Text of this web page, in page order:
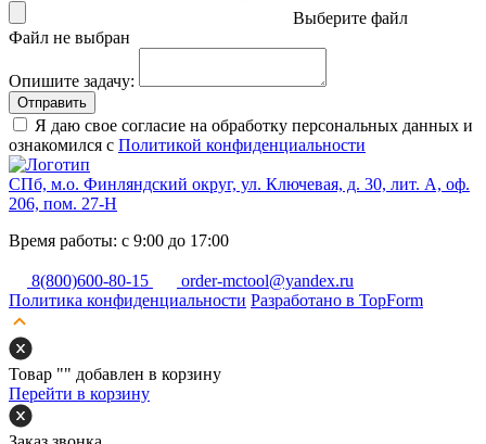
Выберите файл
Файл не выбран
Опишите задачу:
Отправить
Я даю свое согласие на обработку персональных данных и
ознакомился с Политикой конфиденциальности
СПб, м.о. Финляндский округ, ул. Ключевая, д. 30, лит. А, оф.
206, пом. 27-Н
Время работы: с 9:00 до 17:00
8(800)600-80-15
order-mctool@yandex.ru
Политика конфиденциальности Разработано в TopForm
Товар "" добавлен в корзину
Перейти в корзину